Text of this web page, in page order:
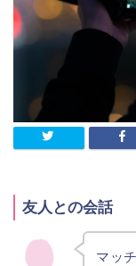
友人との会話
マッ